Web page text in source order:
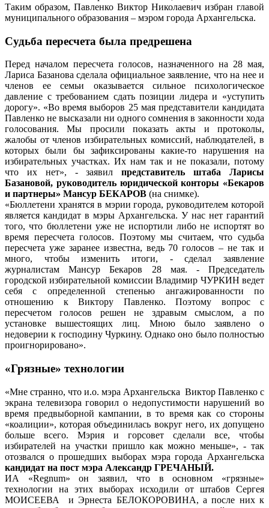
Таким образом, Павленко Виктор Николаевич избран главой
муниципального образования – мэром города Архангельска.
Судьба пересчета была предрешена
Перед началом пересчета голосов, назначенного на 28 мая,
Лариса Базанова сделала официальное заявление, что на нее и
членов ее семьи оказывается сильное психологическое
давление с требованием сдать позиции лидера и «уступить
дорогу». «Во время выборов 25 мая представители кандидата
Павленко не высказали ни одного сомнения в законности хода
голосования. Мы просили показать акты и протоколы,
жалобы от членов избирательных комиссий, наблюдателей, в
которых были бы зафиксированы какие-то нарушения на
избирательных участках. Их нам так и не показали, потому
что их нет», - заявилпредставитель штаба Ларисы
Базановой, руководитель юридической конторы «Бекаров
и партнеры» Мансур БЕКАРОВ (на снимке).
«Бюллетени хранятся в мэрии города, руководителем которой
является кандидат в мэры Архангельска. У нас нет гарантий
того, что бюллетени уже не испортили либо не испортят во
время пересчета голосов. Поэтому мы считаем, что судьба
пересчета уже заранее известна, ведь 70 голосов – не так и
много, чтобы изменить итоги, - сделал заявление
журналистам Мансур Бекаров 28 мая. - Председатель
городской избирательной комиссии Владимир ЧУРКИН ведет
себя с определенной степенью ангажированности по
отношению к Виктору Павленко. Поэтому вопрос с
пересчетом голосов решен не здравым смыслом, а по
установке вышестоящих лиц. Мною было заявлено о
недоверии к господину Чуркину. Однако оно было полностью
проигнорировано».
«Грязные» технологии
«Мне странно, что и.о. мэра Архангельска Виктор Павленко с
экрана телевизора говорил о недопустимости нарушений во
время предвыборной кампании, в то время как со стороны
«коалиции», которая объединилась вокруг него, их допущено
больше всего. Мэрия и горсовет сделали все, чтобы
избирателей на участки пришло как можно меньше», - так
отозвался о прошедших выборах мэра города Архангельска
кандидат на пост мэра Александр ГРЕЧАНЫЙ.
ИА «Regnum» он заявил, что в основном «грязные»
технологии на этих выборах исходили от штабов Сергея
МОИСЕЕВА и Эрнеста БЕЛОКОРОВИНА, а после них к